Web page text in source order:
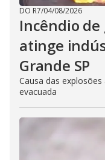
DO R7/04/08/2026
Incêndio
atinge
Grande SP
Causa das
evacuada